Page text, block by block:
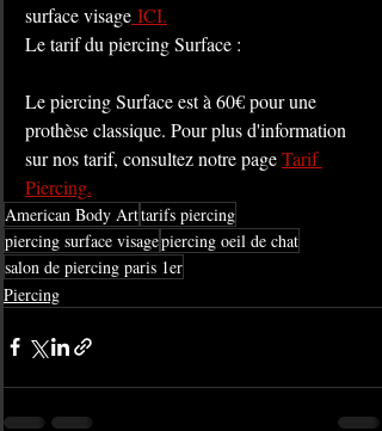
surface visage ICI.
Le tarif du piercing Surface :
Le piercing Surface est à 60€ pour une
prothèse classique. Pour plus d'information
sur nos tarif, consultez notre page Tarif
Piercing.
American Body Arttarifs piercing
piercing surface visagepiercing oeil de chat
salon de piercing paris 1er
Piercing